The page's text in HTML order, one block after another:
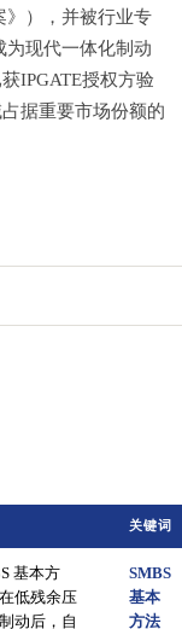
），并被行业专
为现代一体化制动
IPGATE授权方验
据重要市场份额的
关键词
基本方
低残余压
动后，自
SMBS
基本
方法